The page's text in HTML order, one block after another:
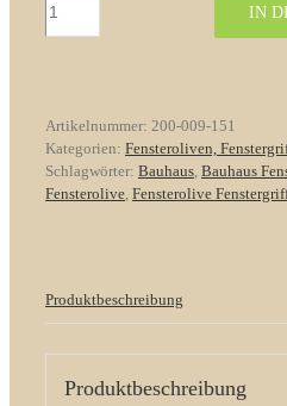
Nr.
151
/
vernickelt
Menge
IN
Artikelnummer: 200-009-151
Kategorien: Fensteroliven,
Schlagwörter: Bauhaus, Bauhaus
Fensterolive, Fensterolive
Produktbeschreibung
Produktbeschreibung